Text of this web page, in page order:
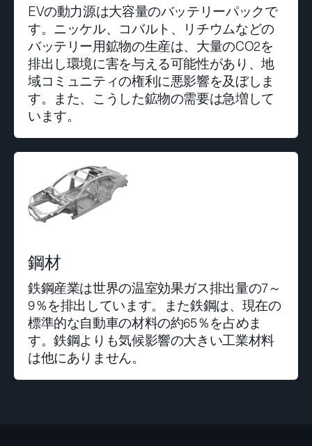
EVの動力源は大容量のバッテリーパックで
す。ニッケル、コバルト、リチウムなどの
バッテリー用鉱物の生産は、大量のCO2を
排出し環境に害を与える可能性があり、地
域コミュニティの権利に悪影響を及ぼしま
す。また、こうした鉱物の需要は急増して
います。
鋼材
鉄鋼産業は世界の温室効果ガス排出量の7～
9％を排出しています。また鉄鋼は、現在の
標準的な自動車の材料の約65％を占めま
す。鉄鋼よりも気候影響の大きい工業材料
は他にありません。